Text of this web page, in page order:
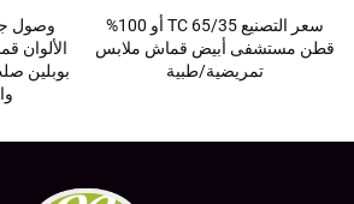
سعر التصنيع TC 65/35 أو 100%
قطن مستشفى أبيض قماش ملابس
تمريضية/طبية
وصول
بوبلين